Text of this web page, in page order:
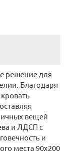
решение для
Благодаря
вещей
и ЛДСП с
и
места 90x200